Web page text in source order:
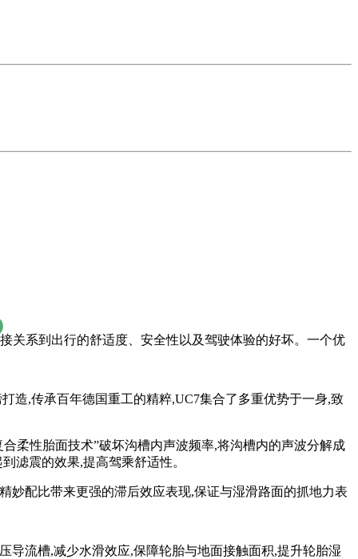
关系到出行的舒适度、安全性以及驾驶体验的好坏。一个优
造,传承百年德国重工的精粹,UC7集合了多重优势于一身,致
柔性胎面技术”破坏沟槽内声波频率,将沟槽内的声波分解成
滤震的效果,提高驾乘舒适性。
妙配比带来更强的滞后效应表现,保证与湿滑路面的抓地力表
导流槽,减少水滑效应,保障轮胎与地面接触面积,提升轮胎湿